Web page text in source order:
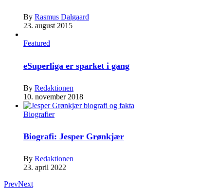
By Rasmus Dalgaard
23. august 2015
Featured
eSuperliga er sparket i gang
By Redaktionen
10. november 2018
Biografier
Biografi: Jesper Grønkjær
By Redaktionen
23. april 2022
PrevNext